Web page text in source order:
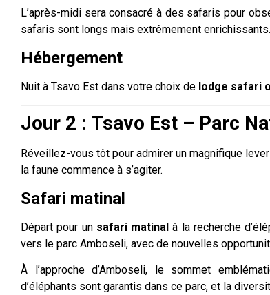
L’après-midi sera consacré à des safaris pour
safaris sont longs mais extrêmement enrichissants.
Hébergement
Nuit à Tsavo Est dans votre choix de lodge safari
Jour 2 : Tsavo Est – Parc
Réveillez-vous tôt pour admirer un magnifique
la faune commence à s’agiter.
Safari matinal
Départ pour un safari matinal à la recherche
vers le parc Amboseli, avec de nouvelles
À l’approche d’Amboseli, le sommet
d’éléphants sont garantis dans ce parc, et la